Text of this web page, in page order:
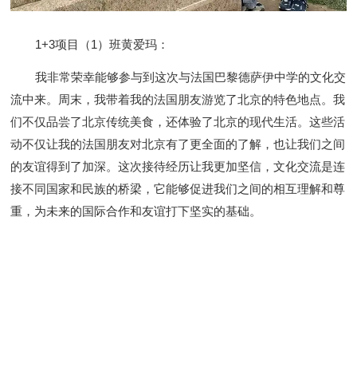
1+3项目（1）班黄爱玛：
我非常荣幸能够参与到这次与法国巴黎德萨伊中学的文化交
流中来。周末，我带着我的法国朋友游览了北京的特色地点。我
们不仅品尝了北京传统美食，还体验了北京的现代生活。这些活
动不仅让我的法国朋友对北京有了更全面的了解，也让我们之间
的友谊得到了加深。这次接待经历让我更加坚信，文化交流是连
接不同国家和民族的桥梁，它能够促进我们之间的相互理解和尊
重，为未来的国际合作和友谊打下坚实的基础。